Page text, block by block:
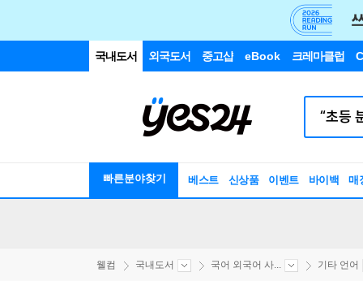
국내도서 외국도서 중고샵 eBook 크레마클럽
빠른분야찾기 베스트 신상품 이벤트 바이백 매
웰컴 국내도서 국어 외국어 사... 기타 언어